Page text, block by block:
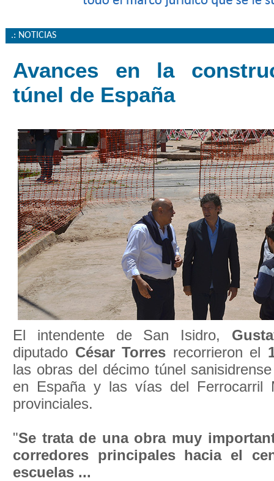
.: NOTICIAS
Avances en la
túnel de España
El intendente de San Isidro,
diputado César Torres recorrieron el
las obras del décimo túnel
en España y las vías del Ferrocarril
provinciales.
"Se trata de una obra muy
corredores principales hacia el
escuelas ...